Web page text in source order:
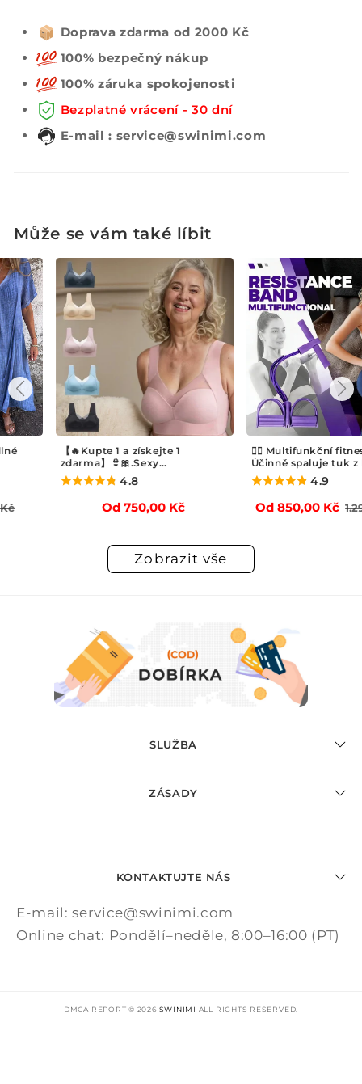
Doprava zdarma od 2000 Kč
100% bezpečný nákup
100% záruka spokojenosti
Bezplatné vrácení - 30 dní
E-mail : service@swinimi.com
Může se vám také líbit
【🔥Kupte 1 a získejte 1
zdarma】👙🎀.Sexy
shromažďovací podprsenka
4.8
Běžná
Od 750,00 Kč
🏃‍♂️ Multifunkční fitness pás
Účinně spaluje tuk z břicha
4.9
Od 850,00 KčBěžná
1.290,00
Zobrazit vše
SLUŽBA
ZÁSADY
KONTAKTUJTE NÁS
E-mail: service@swinimi.com
Online chat: Pondělí–neděle, 8:00–16:00 (PT)
DMCA REPORT © 2026 SWINIMI ALL RIGHTS RESERVED.